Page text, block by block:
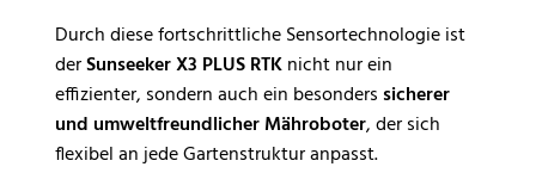
Durch diese fortschrittliche Sensortechnologie ist
derSunseeker X3 PLUS RTKnicht nur ein
effizienter, sondern auch ein besonderssicherer
und umweltfreundlicher Mähroboter, der sich
flexibel an jede Gartenstruktur anpasst.